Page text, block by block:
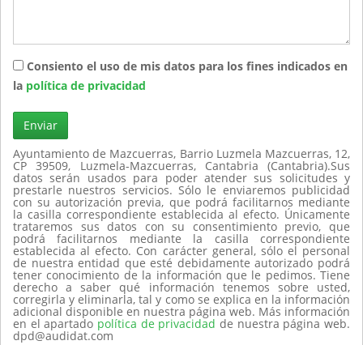
Consiento el uso de mis datos para los fines indicados en
la política de privacidad
Enviar
Ayuntamiento de Mazcuerras, Barrio Luzmela Mazcuerras, 12,
CP 39509, Luzmela-Mazcuerras, Cantabria (Cantabria).Sus
datos serán usados para poder atender sus solicitudes y
prestarle nuestros servicios. Sólo le enviaremos publicidad
con su autorización previa, que podrá facilitarnos mediante
la casilla correspondiente establecida al efecto. Únicamente
trataremos sus datos con su consentimiento previo, que
podrá facilitarnos mediante la casilla correspondiente
establecida al efecto. Con carácter general, sólo el personal
de nuestra entidad que esté debidamente autorizado podrá
tener conocimiento de la información que le pedimos. Tiene
derecho a saber qué información tenemos sobre usted,
corregirla y eliminarla, tal y como se explica en la información
adicional disponible en nuestra página web. Más información
en el apartado política de privacidad de nuestra página web.
dpd@audidat.com